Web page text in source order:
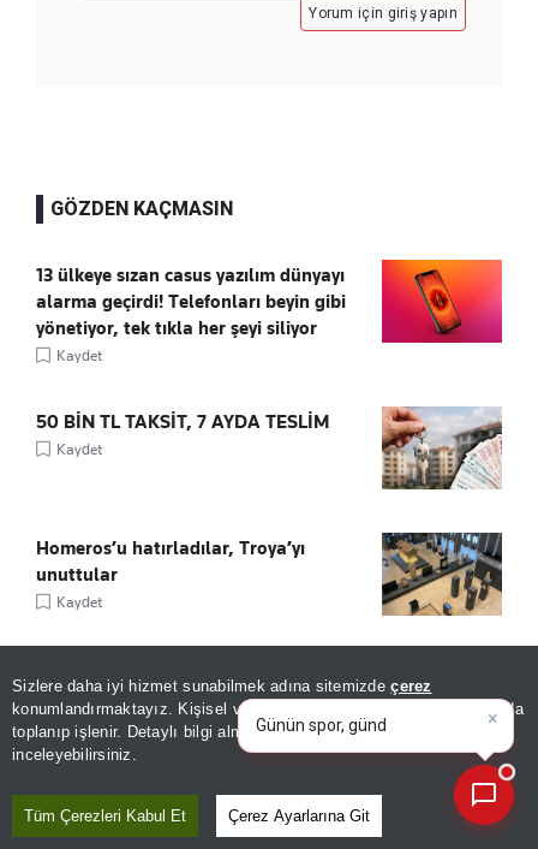
Sizlere daha iyi hizmet sunabilmek adına sitemizdeçerez
konumlandırmaktayız. Kişisel verileriniz, KVKK ve GDPR kapsamında
toplanıp işlenir. Detaylı bilgi almak içinAydınlatma Metnimizi
inceleyebilirsiniz.
Tüm Çerezleri Kabul Et Çerez Ayarlarına Git
Yorum için giriş yapın
GÖZDEN KAÇMASIN
13 ülkeye sızan casus yazılım dünyayı
alarma geçirdi! Telefonları beyin gibi
yönetiyor, tek tıkla her şeyi siliyor
Kaydet
50 BİN TL TAKSİT, 7 AYDA TESLİM
Kaydet
Homeros’u hatırladılar, Troya’yı
unuttular
Kaydet
Tramvayda telefon çalıp kaçtı! Temizlik
görevlisinin hırsıza süpürgeli müdahalesi
kamerada
Kaydet
Şifa bulmayı anlatan 1.800 yıllık heykel
Günün spor, gündem ve
ekonomi gelişmelerini analiz
edi|